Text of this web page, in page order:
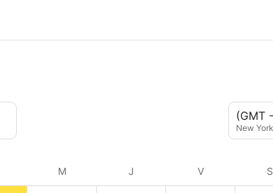
(GMT
New York
M J V S